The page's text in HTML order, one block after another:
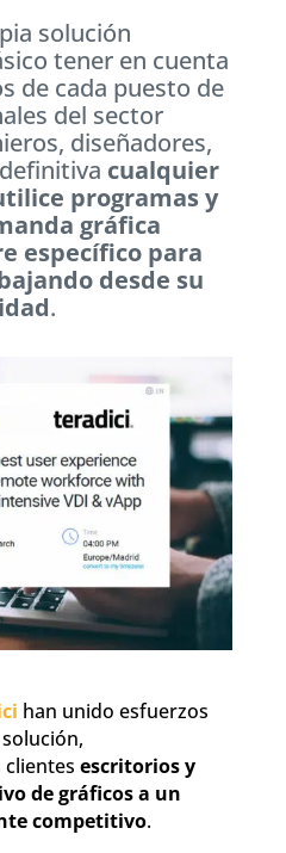
solución
tener en cuenta
de cada puesto de
del sector
diseñadores,
cualquier
programas y
gráfica
específico para
desde su
.
han unido esfuerzos
escritorios y
de gráficos a un
competitivo.